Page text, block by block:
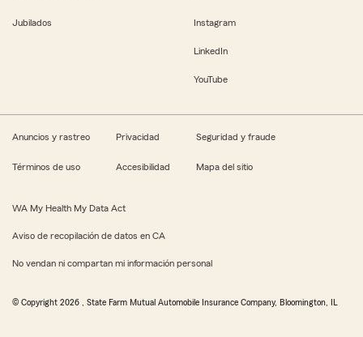
Jubilados Instagram
LinkedIn
YouTube
Anuncios y rastreo Privacidad Seguridad y fraude
Términos de uso Accesibilidad Mapa del sitio
WA My Health My Data Act
Aviso de recopilación de datos en CA
No vendan ni compartan mi información personal
© Copyright 2026 , State Farm Mutual Automobile Insurance Company, Bloomington, IL